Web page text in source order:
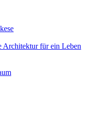
für ein Leben